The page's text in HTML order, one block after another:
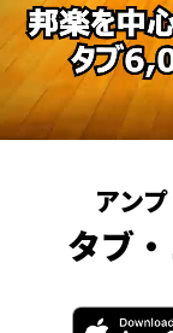
アン
タブ